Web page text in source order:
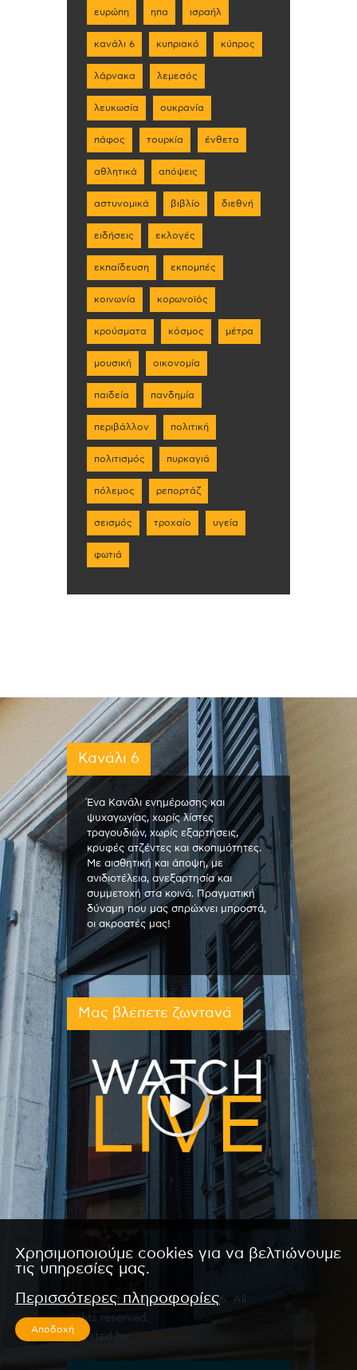
ευρώπη ηπα ισραήλ
κανάλι 6 κυπριακό κύπρος
λάρνακα λεμεσός
λευκωσία ουκρανία
πάφος τουρκία ένθετα
αθλητικά απόψεις
αστυνομικά βιβλίο διεθνή
ειδήσεις εκλογές
εκπαίδευση εκπομπές
κοινωνία κορωνοϊός
κρούσματα κόσμος μέτρα
μουσική οικονομία
παιδεία πανδημία
περιβάλλον πολιτική
πολιτισμός πυρκαγιά
πόλεμος ρεπορτάζ
σεισμός τροχαίο υγεία
φωτιά
Κανάλι 6
Ένα Κανάλι ενημέρωσης και
ψυχαγωγίας, χωρίς λίστες
τραγουδιών, χωρίς εξαρτήσεις,
κρυφές ατζέντες και σκοπιμότητες.
Με αισθητική και άποψη, με
ανιδιοτέλεια, ανεξαρτησία και
συμμετοχή στα κοινά. Πραγματική
δύναμη που μας σπρώχνει μπροστά,
οι ακροατές μας!
Μας βλέπετε ζωντανά
Copyright © 2026 by Kanali 6. All
rights reserved.
CReated by CReatures.
Χρησιμοποιούμε cookies για να βελτιώνουμε
τις υπηρεσίες μας.
Περισσότερες πληροφορίες
Αποδοχή